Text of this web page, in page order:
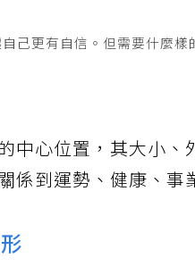
己更有自信。但需要什麼
中心位置，其大小
係到運勢、健康、事